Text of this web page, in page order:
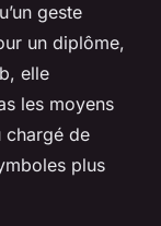
geste
un diplôme,
elle
les moyens
chargé de
plus